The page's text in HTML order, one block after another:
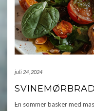
juli 24, 2024
En sommer basker med